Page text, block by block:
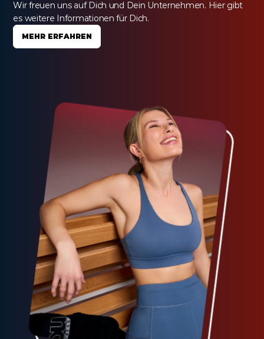
Wir freuen uns auf Dich und Dein Unternehmen. Hier gibt
es weitere Informationen für Dich.
MEHR ERFAHREN